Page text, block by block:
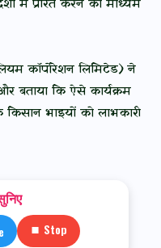
में प्रेरित करने का माध्यम
कॉर्पोरेशन लिमिटेड) ने
बताया कि ऐसे कार्यक्रम
भाइयों को लाभकारी
⏹ Stop